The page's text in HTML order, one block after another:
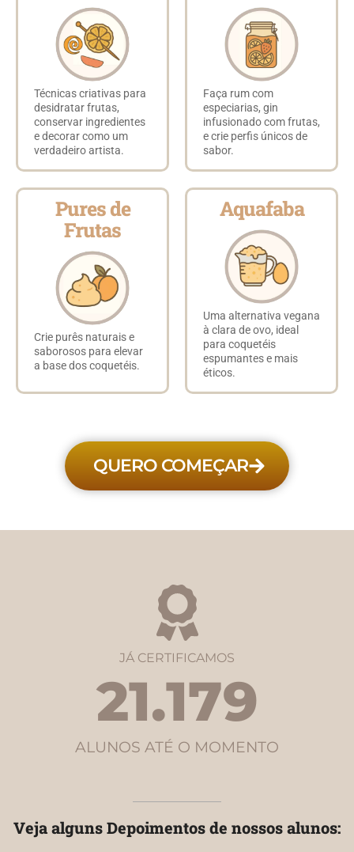
Técnicas criativas para
desidratar frutas,
conservar ingredientes
e decorar como um
verdadeiro artista.
Faça rum com
especiarias, gin
infusionado com frutas,
e crie perfis únicos de
sabor.
Pures de
Frutas
Crie purês naturais e
saborosos para elevar
a base dos coquetéis.
Aquafaba
Uma alternativa vegana
à clara de ovo, ideal
para coquetéis
espumantes e mais
éticos.
QUERO COMEÇAR
JÁ CERTIFICAMOS
ALUNOS ATÉ O MOMENTO
21.179
Veja alguns Depoimentos de nossos alunos: